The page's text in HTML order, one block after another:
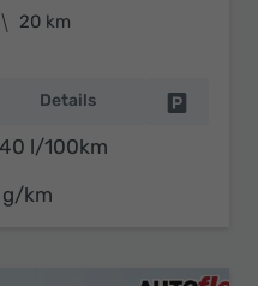
Kilometerstand
20 km
Details
l/100km
g/km